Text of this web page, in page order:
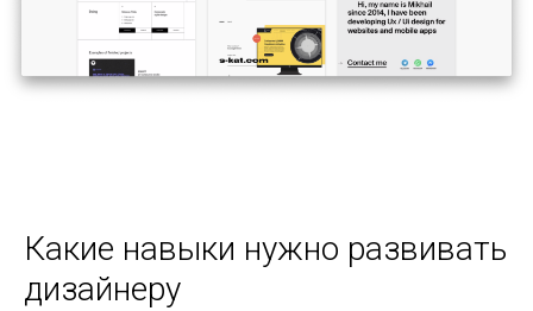
Какие навыки нужно развивать
дизайнеру